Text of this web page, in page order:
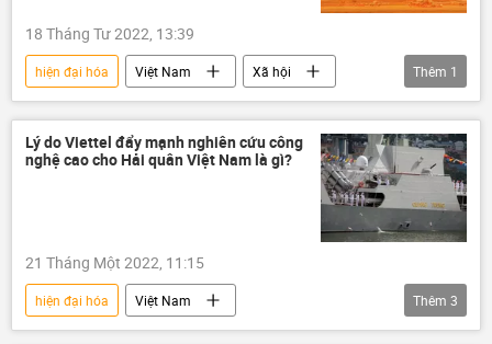
18 Tháng Tư 2022, 13:39
hiện đại hóa Việt Nam
Xã hội
hãng hàng không
Thêm 1
Lý do Viettel đẩy mạnh nghiên cứu công
nghệ cao cho Hải quân Việt Nam là gì?
21 Tháng Một 2022, 11:15
hiện đại hóa
Việt Nam
hợp tác quân sự-kỹ thuật
Thêm 3